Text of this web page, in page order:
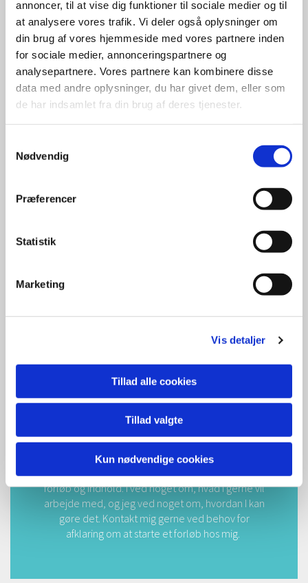
annoncer, til at vise dig funktioner til sociale medier og til
at analysere vores trafik. Vi deler også oplysninger om
din brug af vores hjemmeside med vores partnere inden
for sociale medier, annonceringspartnere og
analysepartnere. Vores partnere kan kombinere disse
data med andre oplysninger, du har givet dem, eller som
de har indsamlet fra din brug af deres tjenester.
Nødvendig
Præferencer
Statistik
Marketing
Vis detaljer
Tillad alle cookies
Tillad valgte
Kun nødvendige cookies
Alle par kan opleve at sidde fast i deres mønstre,
samtaler og følelser. Man kan føle sig opslidt, træt,
vred, ked af det og uoplagt i relationen. Det kan
være, at der er tavshed, skænderier, konflikter,
forladthedsfølelser, utroskab, opgivenhed eller
andet, som vanskeliggør og tynger relationen.
I parterapien får I mulighed for at se på og arbjede
med jeres kommunikation og følelser, og hvordan I
reorganisere de svære følelsesmæssige reaktioner
og skabe grobud for etablering af et mere trygt
Jeg arbejder primært ud fra en evidensbaseret
andre, når det er relevant Jeg har hjulpet mange
Et forløb kan være kortere fra 3-5 sessioner til mere
længerevarende forløb på 10-12 gange. Den første
samtale vil være en indledende og begyndende
samtale, hvor vi sammen kan lægge rammer for
forløb og indhold. I ved noget om, hvad I gerne vil
arbejde med, og jeg ved noget om, hvordan I kan
gøre det. Kontakt mig gerne ved behov for
afklaring om at starte et forløb hos mig.